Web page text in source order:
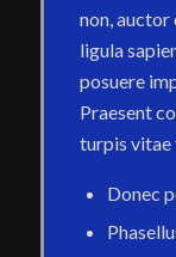
non, auctor
ligula
posuere
Praesent
turpis
Donec